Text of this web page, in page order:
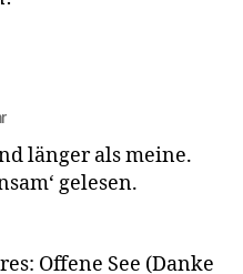
länger als meine.
gelesen.
Offene See (Danke